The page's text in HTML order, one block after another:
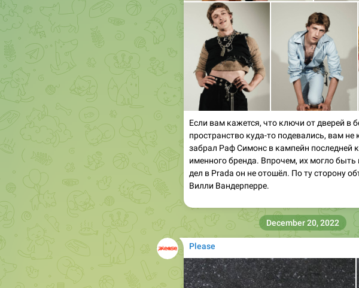
Если вам кажется, что ключи от дверей в
пространство куда-то подевались, вам не
забрал Раф Симонс в кампейн последней
именного бренда. Впрочем, их могло быть
дел в Prada он не отошёл. По ту сторону
Вилли Вандерперре.
Please
December 20, 2022